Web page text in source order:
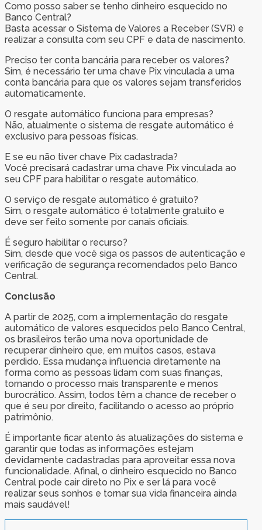
Como posso saber se tenho dinheiro esquecido no
Banco Central?
Basta acessar o Sistema de Valores a Receber (SVR) e
realizar a consulta com seu CPF e data de nascimento.
Preciso ter conta bancária para receber os valores?
Sim, é necessário ter uma chave Pix vinculada a uma
conta bancária para que os valores sejam transferidos
automaticamente.
O resgate automático funciona para empresas?
Não, atualmente o sistema de resgate automático é
exclusivo para pessoas físicas.
E se eu não tiver chave Pix cadastrada?
Você precisará cadastrar uma chave Pix vinculada ao
seu CPF para habilitar o resgate automático.
O serviço de resgate automático é gratuito?
Sim, o resgate automático é totalmente gratuito e
deve ser feito somente por canais oficiais.
É seguro habilitar o recurso?
Sim, desde que você siga os passos de autenticação e
verificação de segurança recomendados pelo Banco
Central.
Conclusão
A partir de 2025, com a implementação do resgate
automático de valores esquecidos pelo Banco Central,
os brasileiros terão uma nova oportunidade de
recuperar dinheiro que, em muitos casos, estava
perdido. Essa mudança influencia diretamente na
forma como as pessoas lidam com suas finanças,
tornando o processo mais transparente e menos
burocrático. Assim, todos têm a chance de receber o
que é seu por direito, facilitando o acesso ao próprio
patrimônio.
É importante ficar atento às atualizações do sistema e
garantir que todas as informações estejam
devidamente cadastradas para aproveitar essa nova
funcionalidade. Afinal, o dinheiro esquecido no Banco
Central pode cair direto no Pix e ser lá para você
realizar seus sonhos e tornar sua vida financeira ainda
mais saudável!